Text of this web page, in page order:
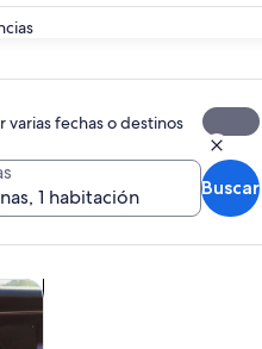
varias fechas o destinos
1 habitación
Buscar
nueva pestaña
Se abrirá en una nueva